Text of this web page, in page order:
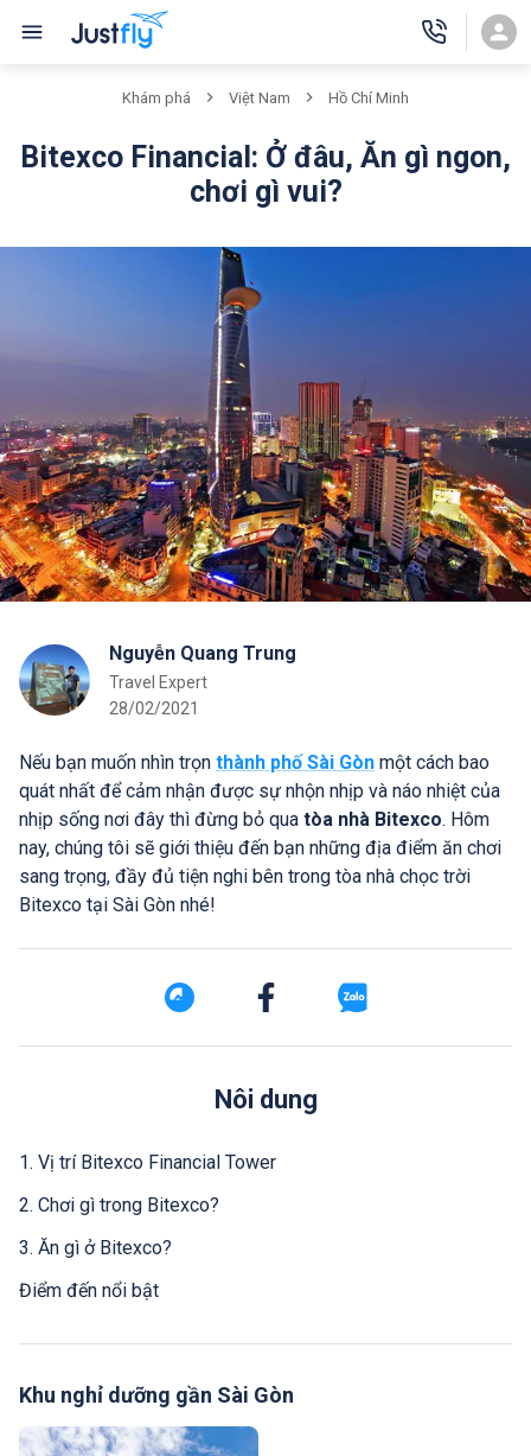
Khám phá Việt Nam Hồ Chí Minh
Bitexco Financial: Ở đâu, Ăn gì ngon,
chơi gì vui?
Nguyễn Quang Trung
Travel Expert
28/02/2021
Nếu bạn muốn nhìn trọn thành phố Sài Gòn một cách bao
quát nhất để cảm nhận được sự nhộn nhịp và náo nhiệt của
nhịp sống nơi đây thì đừng bỏ qua tòa nhà Bitexco. Hôm
nay, chúng tôi sẽ giới thiệu đến bạn những địa điểm ăn chơi
sang trọng, đầy đủ tiện nghi bên trong tòa nhà chọc trời
Bitexco tại Sài Gòn nhé!
Nôi dung
1. Vị trí Bitexco Financial Tower
2. Chơi gì trong Bitexco?
3. Ăn gì ở Bitexco?
Điểm đến nổi bật
Khu nghỉ dưỡng gần Sài Gòn